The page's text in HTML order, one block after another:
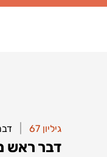
גיליון 67
דבר ראש
גיליון 67